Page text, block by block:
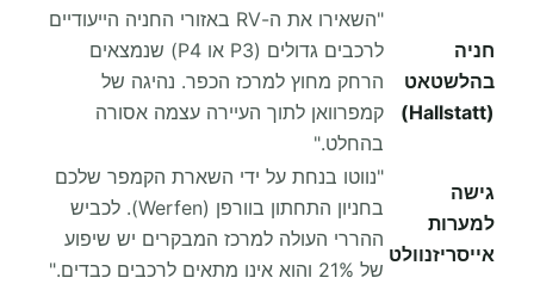
חניה
בהלשטאט
(Hallstatt)
"השאירו את ה-RV באזורי החניה הייעודיים
לרכבים גדולים (P3 או P4) שנמצאים
הרחק מחוץ למרכז הכפר. נהיגה של
קמפרוואן לתוך העיירה עצמה אסורה
בהחלט."
גישה
למערות
אייסריזנוולט
"נווטו בנחת על ידי השארת הקמפר שלכם
בחניון התחתון בוורפן (Werfen). לכביש
ההררי העולה למרכז המבקרים יש שיפוע
של 21% והוא אינו מתאים לרכבים כבדים."